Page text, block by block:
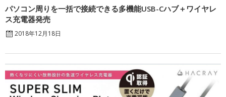
パソコン周りを一括で接続できる多機能USB-Cハブ＋ワイヤレ
ス充電器発売
2018年12月18日